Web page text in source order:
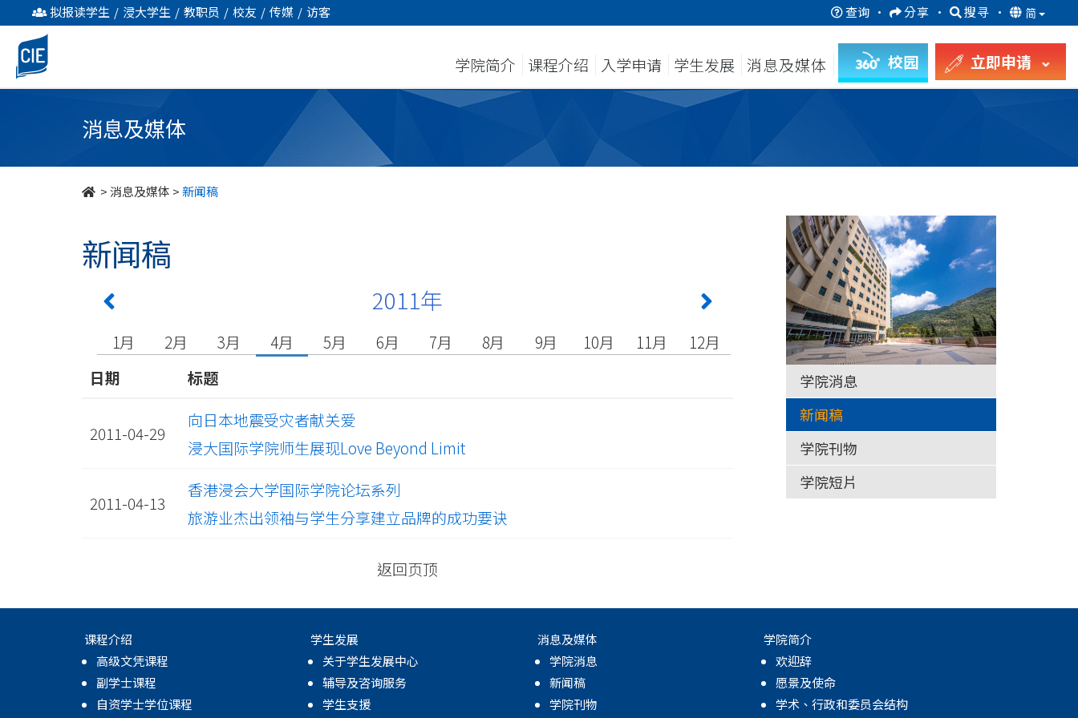
undefined
拟报读学生 / 浸大学生 / 教职员 / 校友 / 传媒 / 访客 查询 · 分享 · 搜寻 · 简
学院简介 课程介绍 入学申请 学生发展 消息及媒体 校园 立即申请
消息及媒体
>消息及媒体 >新闻稿
新闻稿
2011年
1月 2月 3月 4月 5月 6月 7月 8月 9月 10月 11月
12月
日期
标题
2011-04-29
向日本地震受灾者献关爱
浸大国际学院师生展现Love Beyond Limit
2011-04-13
香港浸会大学国际学院论坛系列
旅游业杰出领袖与学生分享建立品牌的成功要诀
返回页顶
学院消息
新闻稿
学院刊物
学院短片
课程介绍
高级文凭课程
副学士课程
自资学士学位课程
学生发展
关于学生发展中心
辅导及咨询服务
学生支援
消息及媒体
学院消息
新闻稿
学院刊物
学院简介
欢迎辞
愿景及使命
学术、行政和委员会结构